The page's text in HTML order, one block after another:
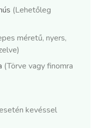
(Lehetőleg
méretű, nyers,
(Törve vagy finomra
kevéssel